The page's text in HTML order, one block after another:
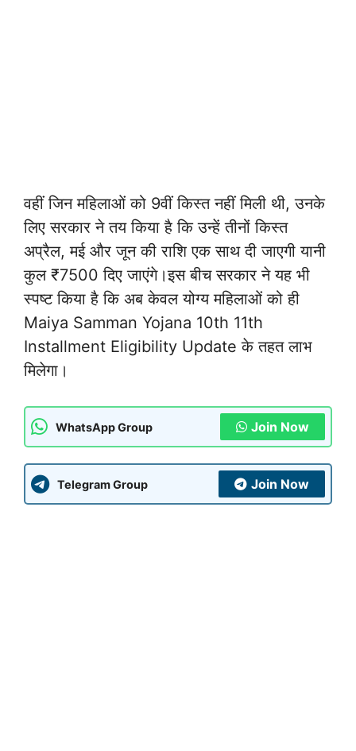
वहीं जिन महिलाओं को 9वीं किस्त नहीं मिली थी, उनके
लिए सरकार ने तय किया है कि उन्हें तीनों किस्त
अप्रैल, मई और जून की राशि एक साथ दी जाएगी यानी
कुल ₹7500 दिए जाएंगे।इस बीच सरकार ने यह भी
स्पष्ट किया है कि अब केवल योग्य महिलाओं को ही
Maiya Samman Yojana 10th 11th
Installment Eligibility Update के तहत लाभ
मिलेगा।
WhatsApp Group Join Now
Telegram Group Join Now